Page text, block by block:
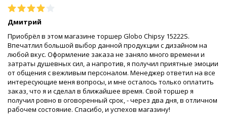
Дмитрий
Приобрёл в этом магазине торшер Globo Chipsy 15222S.
Впечатлил большой выбор данной продукции с дизайном на
любой вкус. Оформление заказа не заняло много времени и
затраты душевных сил, а напротив, я получил приятные эмоции
от общения с вежливым персоналом. Менеджер ответил на все
интересующие меня вопросы, и мне осталось только оплатить
заказ, что я и сделал в ближайшее время. Свой торшер я
получил ровно в оговоренный срок, - через два дня, в отличном
рабочем состояние. Спасибо, и успехов магазину!